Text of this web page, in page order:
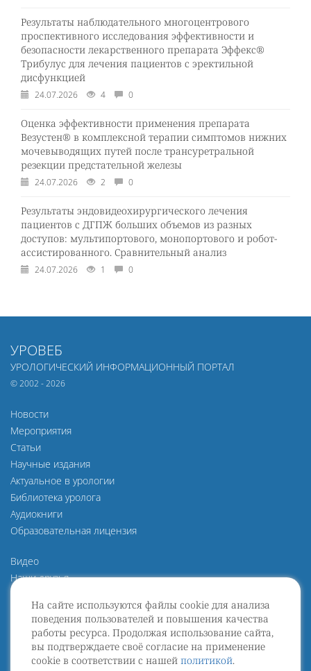
На сайте используются файлы cookie для анализа
поведения пользователей и повышения качества
работы ресурса. Продолжая использование сайта,
вы подтверждаете своё согласие на применение
cookie в соответствии с нашей политикой.
Результаты наблюдательного многоцентрового
проспективного исследования эффективности и
безопасности лекарственного препарата Эффекс®
Трибулус для лечения пациентов с эректильной
дисфункцией
24.07.2026 4 0
Оценка эффективности применения препарата
Везустен® в комплексной терапии симптомов нижних
мочевыводящих путей после трансуретральной
резекции предстательной железы
24.07.2026 2 0
Результаты эндовидеохирургического лечения
пациентов с ДГПЖ больших объемов из разных
доступов: мультипортового, монопортового и робот-
ассистированного. Сравнительный анализ
24.07.2026 1 0
УРОВЕБ
УРОЛОГИЧЕСКИЙ ИНФОРМАЦИОННЫЙ ПОРТАЛ
© 2002 - 2026
Новости
Мероприятия
Статьи
Научные издания
Актуальное в урологии
Библиотека уролога
Аудиокниги
Образовательная лицензия
Видео
Наши друзья
О нас
Политика конфиденциальности
Политика защиты и обработки персональных данных
Пользовательское Соглашение
Договор оферты